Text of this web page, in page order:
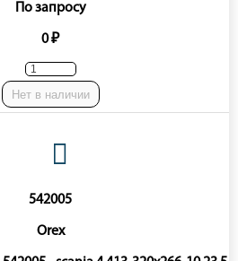
По запросу
0 ₽
Нет в наличии
542005
Orex